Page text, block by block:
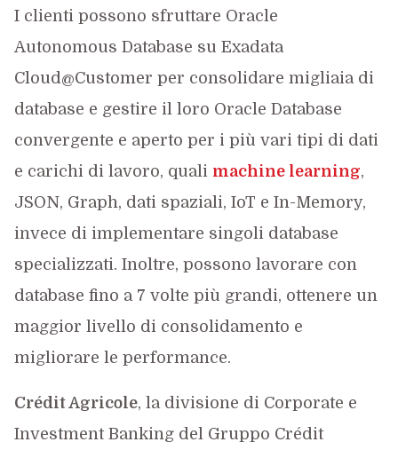
I clienti possono sfruttare Oracle
Autonomous Database su Exadata
Cloud@Customer per consolidare migliaia di
database e gestire il loro Oracle Database
convergente e aperto per i più vari tipi di dati
e carichi di lavoro, quali machine learning,
JSON, Graph, dati spaziali, IoT e In-Memory,
invece di implementare singoli database
specializzati. Inoltre, possono lavorare con
database fino a 7 volte più grandi, ottenere un
maggior livello di consolidamento e
migliorare le performance.
Crédit Agricole, la divisione di Corporate e
Investment Banking del Gruppo Crédit